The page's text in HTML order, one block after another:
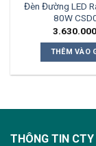
Đèn Đường LED
80W
3.630.000
THÊM VÀO
THÔNG TIN CTY